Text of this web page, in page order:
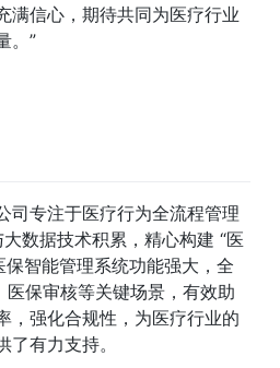
满信心，期待共同为医疗行业
。”
司专注于医疗行为全流程管理
数据技术积累，精心构建 “医
智能管理系统功能强大，全
保审核等关键场景，有效助
，强化合规性，为医疗行业的
有力支持。